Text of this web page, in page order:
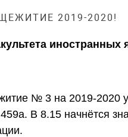
2019-2020!
№ 3 на 2019-2020
В 8.15 начнётся